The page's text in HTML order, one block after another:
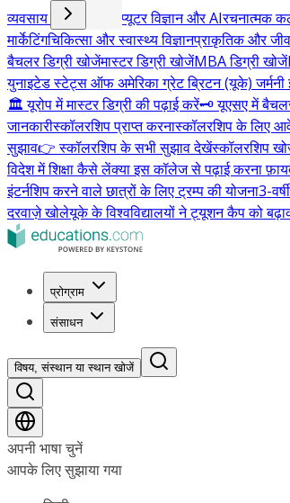
व्यवसाय और प्रबंधन कंप्यूटर विज्ञान और AIरचनात्मक
मार्केटिंगचिकित्सा और स्वास्थ्य विज्ञानप्राकृतिक और
बैचलर डिग्री खोजेंमास्टर डिग्री खोजेंMBA डिग्री खोजें
युनाइटेड स्टेट्स ऑफ अमेरिकाग्रेट ब्रिटन (यूके)जर्मनी
🏛️ यूरोप में मास्टर डिग्री की पढ़ाई करें🗝️ यूएसए में
जानकारीस्कॉलरशिप प्राप्त करनास्कॉलरशिप के लिए
सुझाव👉 स्कॉलरशिप के सभी सुझाव देखेंस्कॉलरशिप
विदेश में शिक्षा कैसे लेंक्या इस कॉलेज से पढ़ाई करना
इंटर्नशिप करने वाले छात्रों के लिए ट्रम्प की योजना3-
दरवाज़े खोलेयूके के विश्वविद्यालयों ने ट्यूशन कैप को
प्रोग्राम
संसाधन
विषय, संस्थान या स्थान खोजें
अपनी भाषा चुनें
आपके लिए सुझाया गया